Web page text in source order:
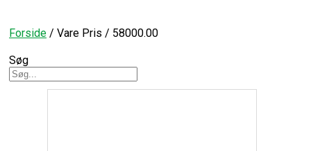
Forside / Vare Pris / 58000.00
Søg